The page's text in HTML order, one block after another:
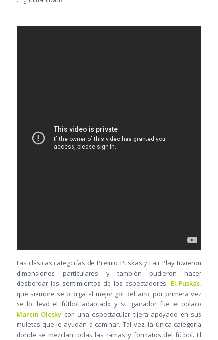
Las clásicas categorías de Premio Puskas y Fair Play tuvieron
dimensiones particulares y también pudieron hacer
desbordar los sentimientos de los espectadores. El Puskas,
que siempre se otorga al mejor gol del año, por primera vez
se lo llevó el fútbol adaptado y su ganador fue el polaco
Marcin Olesky con una espectacular tijera apoyado en sus
muletas que le ayudan a caminar. Tal vez, la única categoría
donde se mezclan todas las ramas y formatos del fútbol. El